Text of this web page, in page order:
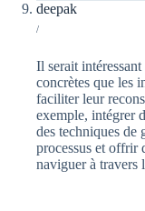
deepak
/
Il serait
concrètes que les
faciliter leur
exemple, intégrer
des techniques de
processus et offrir
naviguer à travers